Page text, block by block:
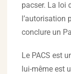
pacser. La loi
l’autorisation
conclure un
Le PACS est
lui-même est